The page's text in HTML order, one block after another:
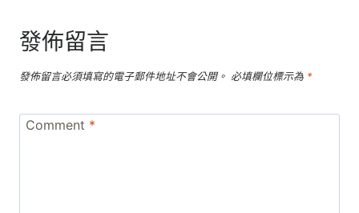
發佈留言
發佈留言必須填寫的電子郵件地址不會公開。 必填欄位標示為 *
Comment *